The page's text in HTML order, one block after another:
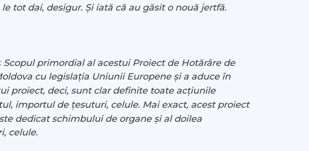
tot dai, desigur. Și iată că au găsit o nouă jertfă.
Scopul primordial al acestui Proiect de Hotărâre de
cu legislația Uniunii Europene și a aduce în
proiect, deci, sunt clar definite toate acțiunile
importul de țesuturi, celule. Mai exact, acest proiect
dedicat schimbului de organe și al doilea
celule.